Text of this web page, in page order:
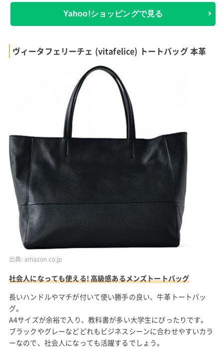
Yahoo!ショッピングで見る
ヴィータフェリーチェ (vitafelice) トートバッグ 本革
出典: amazon.co.jp
社会人になっても使える! 高級感あるメンズトートバッグ
長いハンドルやマチが付いて使い勝手の良い、牛革トートバッ
グ。
A4サイズが余裕で入り、教科書が多い大学生にぴったりです。
ブラックやグレーなどどれもビジネスシーンに合わせやすいカラ
ーなので、社会人になっても活躍するでしょう。